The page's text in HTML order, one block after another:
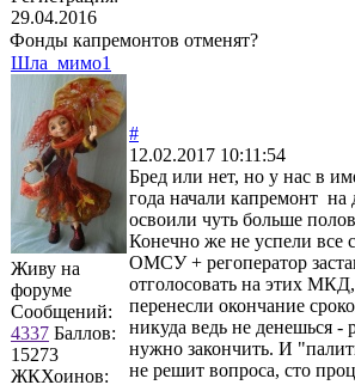
29.04.2016
Фонды капремонтов отменят?
Шла_мимо1
Живу на
форуме
Сообщений:
4337 Баллов:
15273
ЖКХоинов:
#
12.02.2017 10:11:54
Бред или нет, но у нас в
года начали капремонт на
освоили чуть больше
Конечно же не успели все
ОМСУ + регоператор
отголосовать на этих
перенесли окончание
никуда ведь не денешься -
нужно закончить. И
не решит вопроса, сто